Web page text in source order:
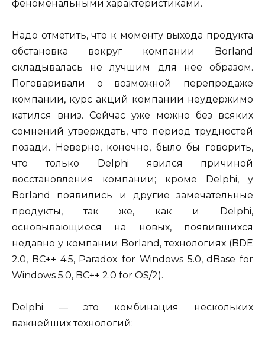
феноменальными характеристиками.
Надо отметить, что к моменту выхода продукта
обстановка вокруг компании Borland
складывалась не лучшим для нее образом.
Поговаривали о возможной перепродаже
компании, курс акций компании неудержимо
катился вниз. Сейчас уже можно без всяких
сомнений утверждать, что период трудностей
позади. Неверно, конечно, было бы говорить,
что только Delphi явился причиной
восстановления компании; кроме Delphi, у
Borland появились и другие замечательные
продукты, так же, как и Delphi,
основывающиеся на новых, появившихся
недавно у компании Borland, технологиях (BDE
2.0, BC++ 4.5, Paradox for Windows 5.0, dBase for
Windows 5.0, BC++ 2.0 for OS/2).
Delphi — это комбинация нескольких
важнейших технологий: